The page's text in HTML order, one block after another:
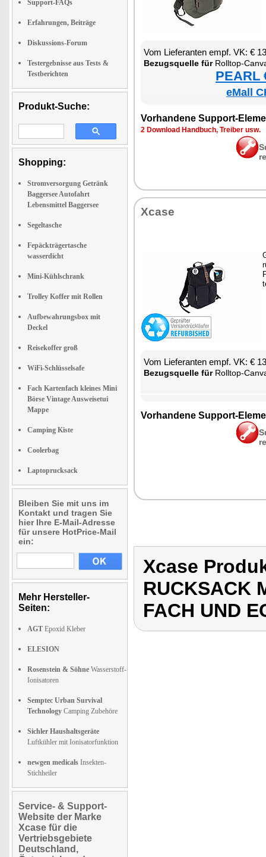
Support-FAQs
Erfahrungen, Beiträge
Diskussions-Forum
Testergebnisse aus Tests &
Testberichten
Produkt-Suche:
Shopping:
Stromversorgung Getränk
Baggersee Autofahrt
Lebensmittel Baggersee
Segeltasche
Fepäckträgertasche
wasserdicht
Mini-Kühlschrank
Trolley Koffer mit Rollen
Aufbewahrungsbox mit
Deckel
Reisekoffer groß
WiFi-Schlüsselsafe
Fach Kartenfach kleines Mini
Börse Vintage Ausweisetui
Mappe
Camping Kiste
Coolerbag
Laptoprucksack
Bleiben Sie mit uns im
Kontakt und tragen Sie
hier Ihre E-Mail-Adresse
für unsere HotPrice-Mail
ein:
Mehr Hersteller-
Seiten:
AGT Epoxid Kleber
ELESION
Rosenstein & Söhne Wasserstoff-
Ionisatoren
Semptec Urban Survival
Technology Camping Zubehöre
Sichler Haushaltsgeräte
Luftkühler mit Ionisatorfunktion
newgen medicals Insekten-
Stichheiler
Service- & Support-
Website der Marke
Xcase für die
Vertriebsgebiete
Deutschland,
Vom Lie­fe­ran­ten empf. VK: €
Be­zugs­quel­le fürRoll­top-Can­vas-Ruck­sack mit
PEARL
eMall
Vor­han­de­ne Sup­port-
2 Down­load Hand­buch, Trei­ber usw.
Xca­se
Vom Lie­fe­ran­ten empf. VK: €
Be­zugs­quel­le fürRoll­top-Can­vas-Ruck­sack mit
Vor­han­de­ne Sup­port-
Xcase
RUCKSACK
FACH UND